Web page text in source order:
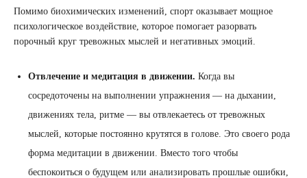
Помимо биохимических изменений, спорт оказывает мощное
психологическое воздействие, которое помогает разорвать
порочный круг тревожных мыслей и негативных эмоций.
Отвлечение и медитация в движении. Когда вы
сосредоточены на выполнении упражнения — на дыхании,
движениях тела, ритме — вы отвлекаетесь от тревожных
мыслей, которые постоянно крутятся в голове. Это своего рода
форма медитации в движении. Вместо того чтобы
беспокоиться о будущем или анализировать прошлые ошибки,